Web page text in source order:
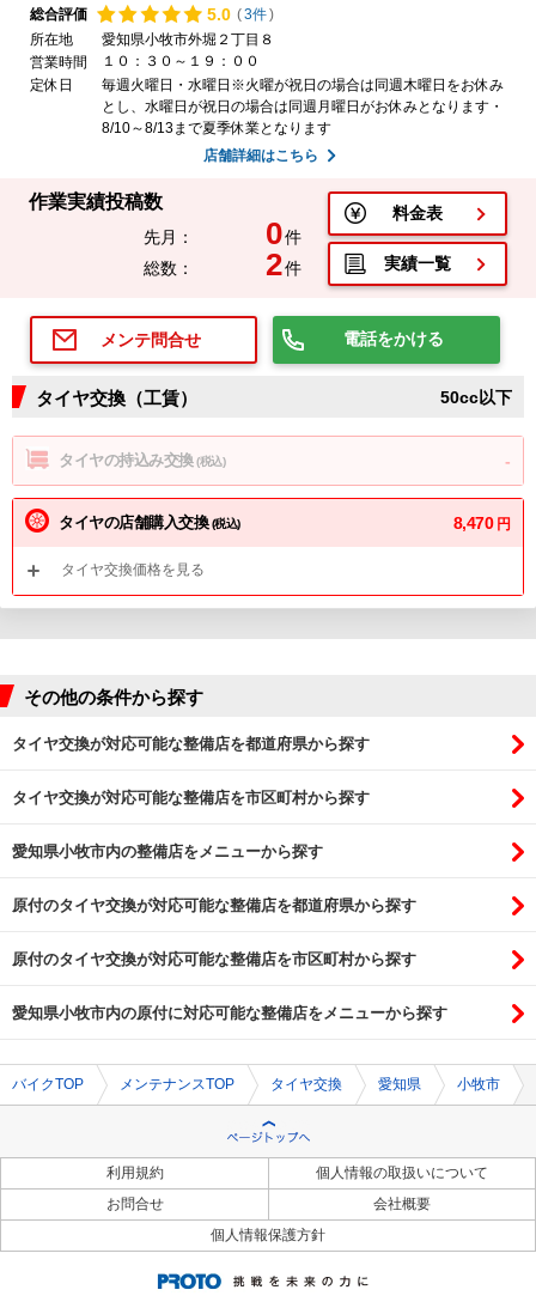
総合評価 5.0 (3件)
所在地
愛知県小牧市外堀２丁目８
営業時間
１０：３０～１９：００
定休日
毎週火曜日・水曜日※火曜が祝日の場合は同週木曜日をお休み
とし、水曜日が祝日の場合は同週月曜日がお休みとなります・
8/10～8/13まで夏季休業となります
店舗詳細はこちら
作業実績投稿数
先月： 0件
総数：
2件
料金表
実績一覧
メンテ問合せ 電話をかける
タイヤ交換（工賃） 50cc以下
タイヤの持込み交換(税込) -
タイヤの店舗購入交換(税込) 8,470 円
タイヤ交換価格を見る
その他の条件から探す
タイヤ交換が対応可能な整備店を都道府県から探す
タイヤ交換が対応可能な整備店を市区町村から探す
愛知県小牧市内の整備店をメニューから探す
原付のタイヤ交換が対応可能な整備店を都道府県から探す
原付のタイヤ交換が対応可能な整備店を市区町村から探す
愛知県小牧市内の原付に対応可能な整備店をメニューから探す
バイクTOP メンテナンスTOP タイヤ交換 愛知県 小牧市
利用規約
個人情報の取扱いについて
お問合せ
会社概要
個人情報保護方針